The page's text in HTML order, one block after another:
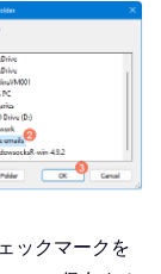
ックマークを